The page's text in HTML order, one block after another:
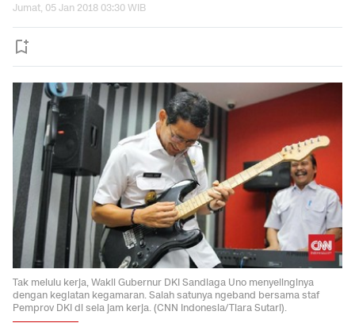
Jumat, 05 Jan 2018 03:30 WIB
Tak melulu kerja, Wakil Gubernur DKI Sandiaga Uno menyelinginya
dengan kegiatan kegamaran. Salah satunya ngeband bersama staf
Pemprov DKI di sela jam kerja. (CNN Indonesia/Tiara Sutari).